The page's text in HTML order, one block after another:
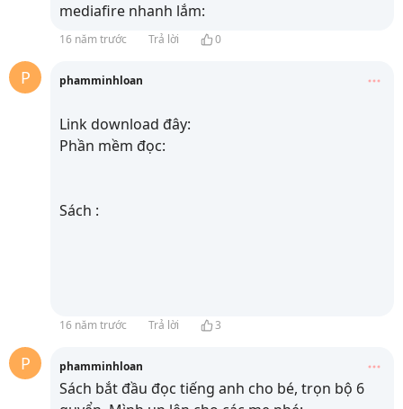
mediafire nhanh lắm:
16 năm trước Trả lời 0
P phamminhloan
Link download đây:
Phần mềm đọc:
Sách :
16 năm trước Trả lời 3
P phamminhloan
Sách bắt đầu đọc tiếng anh cho bé, trọn bộ 6